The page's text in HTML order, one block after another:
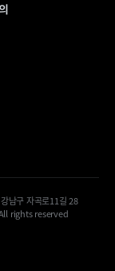
남구 자곡로11길 28
rights reserved